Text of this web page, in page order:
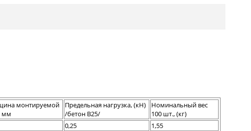
монтируемой
мм
Предельная нагрузка, (кН)
/бетон В25/
Номинальный вес
100 шт., (кг)
0,25
1,55